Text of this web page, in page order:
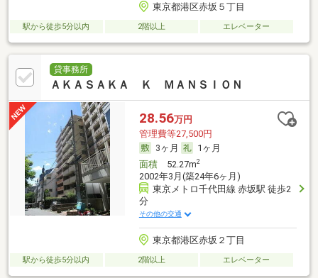
東京都港区赤坂５丁目
駅から徒歩5分以内 2階以上 エレベーター
貸事務所
ＡＫＡＳＡＫＡ Ｋ ＭＡＮＳＩＯＮ
28.56万円
管理費等27,500円
3ヶ月
1ヶ月
面積52.27m2
2002年3月(築24年6ヶ月)
東京メトロ千代田線 赤坂駅 徒歩2
分
その他の交通
東京都港区赤坂２丁目
駅から徒歩5分以内 2階以上 エレベーター